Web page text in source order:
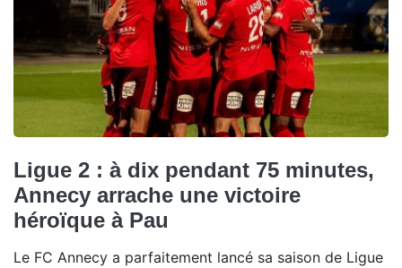
Ligue 2 : à dix pendant 75 minutes,
Annecy arrache une victoire
héroïque à Pau
Le FC Annecy a parfaitement lancé sa saison de Ligue